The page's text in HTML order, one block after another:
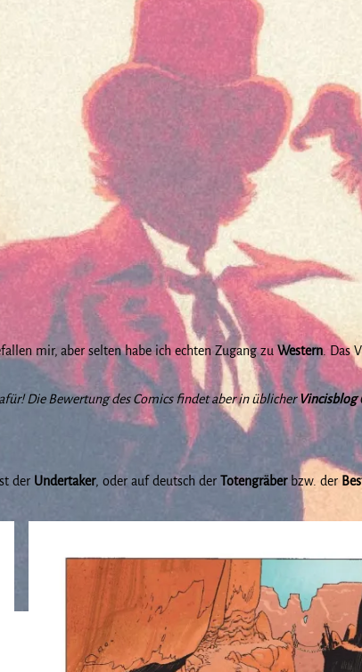
mir, aber selten habe ich echten Zugang zuWestern. Das
Die Bewertung des Comics findet aber in üblicherVincisblog
der Undertaker, oder auf deutsch der Totengräberbzw. der